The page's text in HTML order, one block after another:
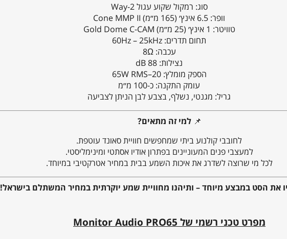
סוג: רמקול שקוע עגול 2-Way
וופר: 6.5 אינץ׳ (165 מ״מ) Cone MMP II
טוויטר: 1 אינץ׳ (25 מ״מ) Gold Dome C-CAM
תחום תדרים: 60Hz – 25kHz
עכבה: 8Ω
נצילות: 88 dB
הספק מומלץ: 20–65W RMS
עומק התקנה: כ-100 מ״מ
גריל: מגנטי, נשלף, בצבע לבן הניתן לצביעה
📌למי זה מתאים?
לחובבי קולנוע ביתי שמחפשים חוויית סאונד עוטפת.
למעצבי פנים המעוניינים בפתרון אודיו אסתטי ומינימליסטי.
לכל מי שרוצה לשדרג את איכות השמע בבית במחיר אטרקטיבי במיוחד.
את הסט במבצע מיוחד – ותיהנו מחוויית שמע יוקרתית במחיר המשתלם בישראל!
מפרט טכני רשמי של Monitor Audio PRO65